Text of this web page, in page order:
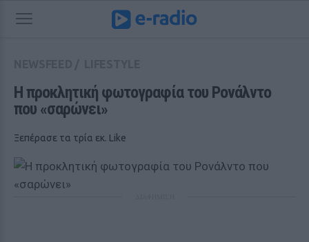
H προκλητική φωτογραφία του Ρονάλντο
που «σαρώνει»
Ξεπέρασε τα τρία εκ. Like